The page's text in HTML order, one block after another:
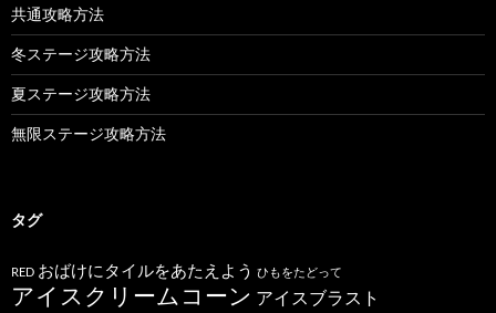
共通攻略方法
冬ステージ攻略方法
夏ステージ攻略方法
無限ステージ攻略方法
タグ
RED おばけにタイルをあたえよう ひもをたどって
アイスクリームコーン アイスブラスト